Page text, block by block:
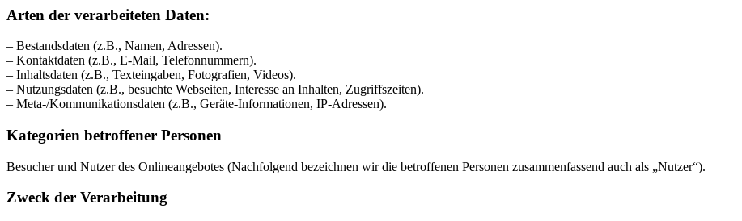
Arten der verarbeiteten Daten:
– Bestandsdaten (z.B., Namen, Adressen).
– Kontaktdaten (z.B., E-Mail, Telefonnummern).
– Inhaltsdaten (z.B., Texteingaben, Fotografien, Videos).
– Nutzungsdaten (z.B., besuchte Webseiten, Interesse an Inhalten, Zugriffszeiten).
– Meta-/Kommunikationsdaten (z.B., Geräte-Informationen, IP-Adressen).
Kategorien betroffener Personen
Besucher und Nutzer des Onlineangebotes (Nachfolgend bezeichnen wir die betroffenen Personen zusammenfassend auch als „Nutzer“).
Zweck der Verarbeitung